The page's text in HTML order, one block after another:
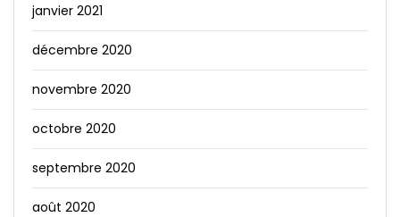
janvier 2021
décembre 2020
novembre 2020
octobre 2020
septembre 2020
août 2020